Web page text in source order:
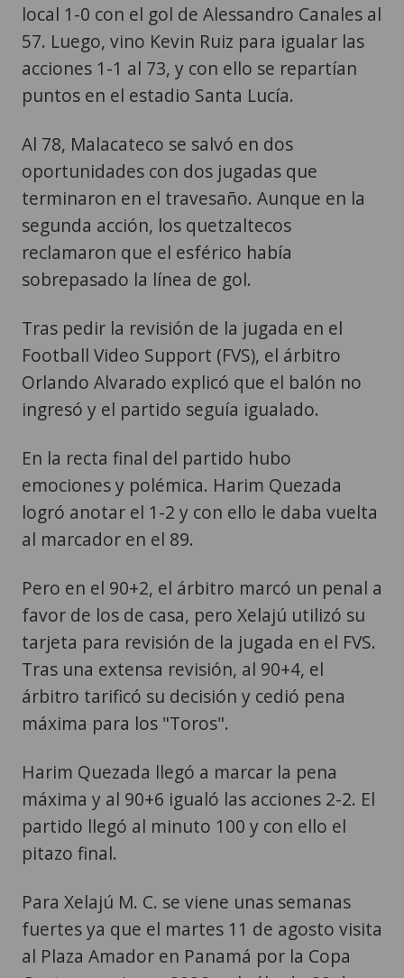
local 1-0 con el gol de Alessandro Canales al
57. Luego, vino Kevin Ruiz para igualar las
acciones 1-1 al 73, y con ello se repartían
puntos en el estadio Santa Lucía.
Al 78, Malacateco se salvó en dos
oportunidades con dos jugadas que
terminaron en el travesaño. Aunque en la
segunda acción, los quetzaltecos
reclamaron que el esférico había
sobrepasado la línea de gol.
Tras pedir la revisión de la jugada en el
Football Video Support (FVS), el árbitro
Orlando Alvarado explicó que el balón no
ingresó y el partido seguía igualado.
En la recta final del partido hubo
emociones y polémica. Harim Quezada
logró anotar el 1-2 y con ello le daba vuelta
al marcador en el 89.
Pero en el 90+2, el árbitro marcó un penal a
favor de los de casa, pero Xelajú utilizó su
tarjeta para revisión de la jugada en el FVS.
Tras una extensa revisión, al 90+4, el
árbitro tarificó su decisión y cedió pena
máxima para los "Toros".
Harim Quezada llegó a marcar la pena
máxima y al 90+6 igualó las acciones 2-2. El
partido llegó al minuto 100 y con ello el
pitazo final.
Para Xelajú M. C. se viene unas semanas
fuertes ya que el martes 11 de agosto visita
al Plaza Amador en Panamá por la Copa